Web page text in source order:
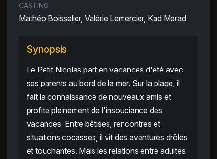
CASTING
Mathéo Boisselier, Valérie Lemercier, Kad Merad
Synopsis
Le Petit Nicolas part en vacances d'été avec
ses parents au bord de la mer. Sur la plage, il
fait la connaissance de nouveaux amis et
profite pleinement de l'insouciance des
vacances. Entre bêtises, rencontres et
situations cocasses, il vit des aventures drôles
et touchantes. Mais les relations entre adultes